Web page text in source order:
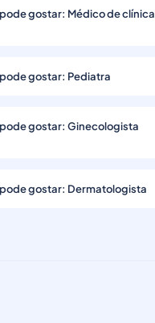
gostar: Médico de clínica
gostar: Pediatra
gostar: Ginecologista
gostar: Dermatologista